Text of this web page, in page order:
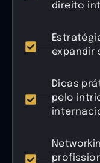
direito
expandir
Dicas
pelo